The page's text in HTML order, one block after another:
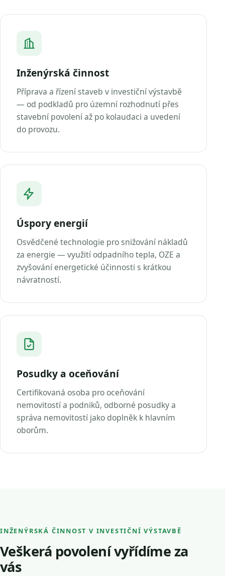
Inženýrská činnost
Příprava a řízení staveb v investiční výstavbě
— od podkladů pro územní rozhodnutí přes
stavební povolení až po kolaudaci a uvedení
do provozu.
Úspory energií
Osvědčené technologie pro snižování nákladů
za energie — využití odpadního tepla, OZE a
zvyšování energetické účinnosti s krátkou
návratností.
Posudky a oceňování
Certifikovaná osoba pro oceňování
nemovitostí a podniků, odborné posudky a
správa nemovitostí jako doplněk k hlavním
oborům.
INŽENÝRSKÁ ČINNOST V INVESTIČNÍ VÝSTAVBĚ
Veškerá povolení vyřídíme za
vás